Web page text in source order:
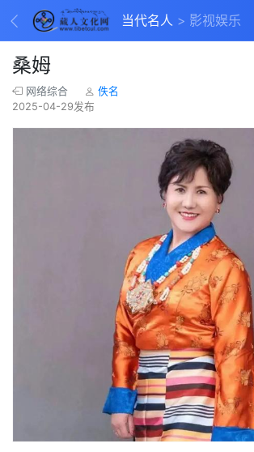
当代名人 影视娱乐
桑姆
网络综合
佚名
2025-04-29发布